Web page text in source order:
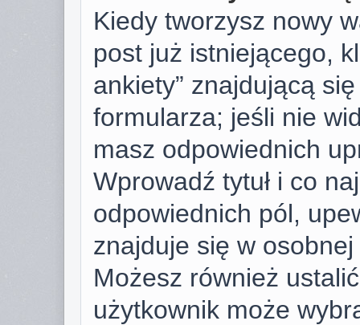
Kiedy tworzysz nowy
post już istniejącego,
ankiety” znajdującą
formularza; jeśli nie
masz odpowiednich
Wprowadź tytuł i co
odpowiednich pól,
znajduje się w
Możesz również
użytkownik może